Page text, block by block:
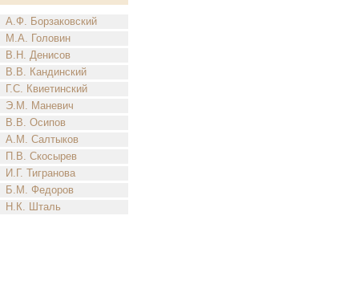
А.Ф. Борзаковский
М.А. Головин
В.Н. Денисов
В.В. Кандинский
Г.С. Квиетинский
Э.М. Маневич
В.В. Осипов
А.М. Салтыков
П.В. Скосырев
И.Г. Тигранова
Б.М. Федоров
Н.К. Шталь